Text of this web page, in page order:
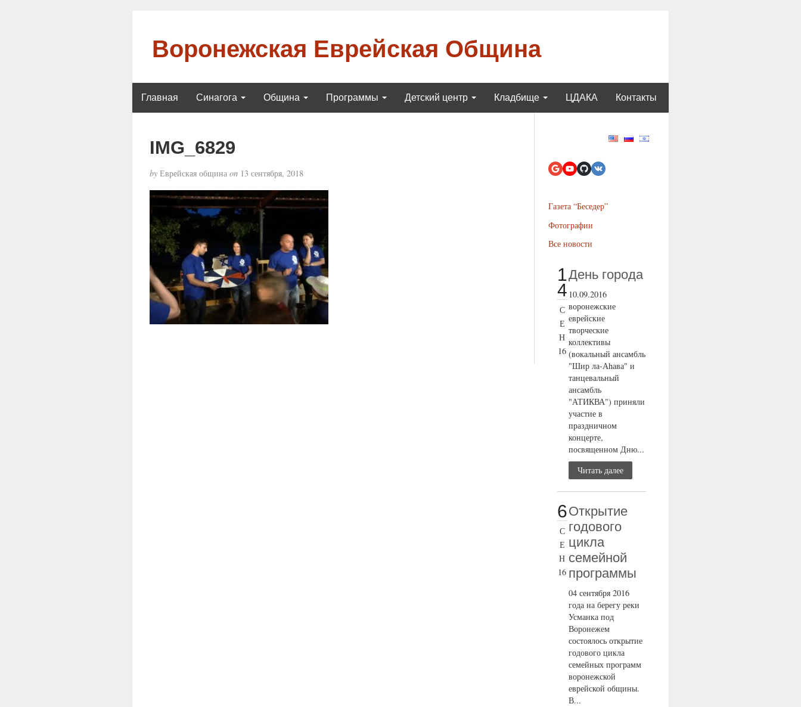
Воронежская Еврейская Община
Главная Синагога Община Программы Детский центр Кладбище ЦДАКА Контакты
IMG_6829
byЕврейская община on13 сентября, 2018
Газета “Беседер”
Фотографии
Все новости
1
4
С
Е
Н
16
День города
10.09.2016
воронежские
еврейские
творческие
коллективы
(вокальный ансамбль
"Шир ла-Аhава" и
танцевальный
ансамбль
"АТИКВА") приняли
участие в
праздничном
концерте,
посвященном Дню...
Читать далее
6
С
Е
Н
16
Открытие
годового
цикла
семейной
программы
04 сентября 2016
года на берегу реки
Усманка под
Воронежем
состоялось открытие
годового цикла
семейных программ
воронежской
еврейской общины.
В...